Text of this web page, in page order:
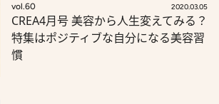
vol.60 2020.03.05
CREA4月号 美容から人生変えてみる？
特集はポジティブな自分になる美容習
慣